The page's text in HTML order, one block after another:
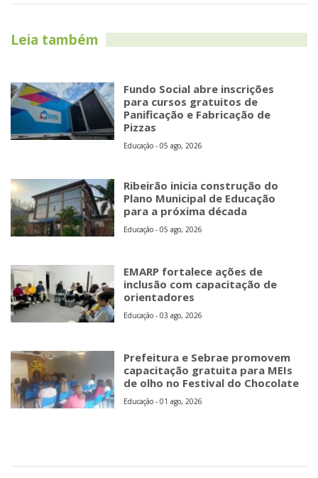
Leia também
Fundo Social abre inscrições
para cursos gratuitos de
Panificação e Fabricação de
Pizzas
Educação - 05 ago, 2026
Ribeirão inicia construção do
Plano Municipal de Educação
para a próxima década
Educação - 05 ago, 2026
EMARP fortalece ações de
inclusão com capacitação de
orientadores
Educação - 03 ago, 2026
Prefeitura e Sebrae promovem
capacitação gratuita para MEIs
de olho no Festival do Chocolate
Educação - 01 ago, 2026